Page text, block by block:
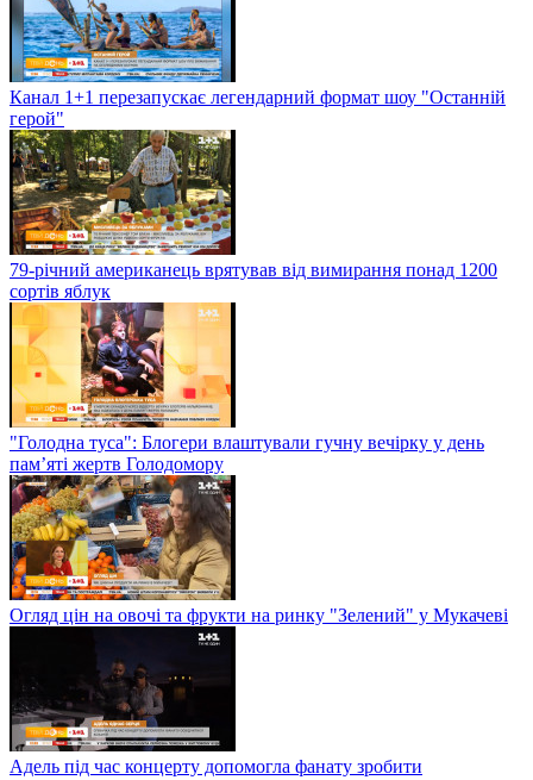
Канал 1+1 перезапускає легендарний формат шоу "Останній
герой"
79-річний американець врятував від вимирання понад 1200
сортів яблук
"Голодна туса": Блогери влаштували гучну вечірку у день
пам’яті жертв Голодомору
Огляд цін на овочі та фрукти на ринку "Зелений" у Мукачеві
Адель під час концерту допомогла фанату зробити